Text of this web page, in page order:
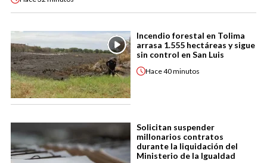
Incendio forestal en Tolima
arrasa 1.555 hectáreas y sigue
sin control en San Luis
Hace40 minutos
Solicitan suspender
millonarios contratos
durante la liquidación del
Ministerio de la Igualdad